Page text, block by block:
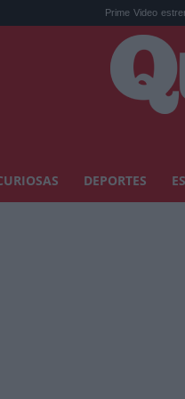
Prime Video estrena la
DEPORTES